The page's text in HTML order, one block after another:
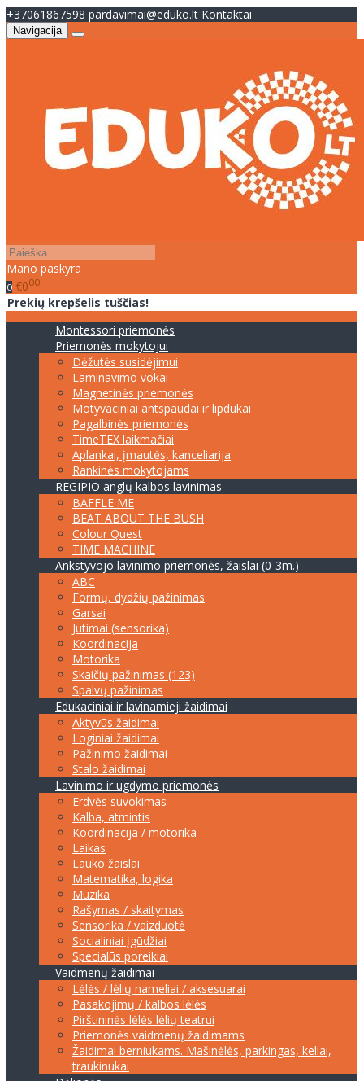
+37061867598 pardavimai@eduko.lt Kontaktai
Navigacija
Mano paskyra
0 €000
Prekių krepšelis tuščias!
Montessori priemonės
Priemonės mokytojui
Dėžutės susidėjimui
Laminavimo vokai
Magnetinės priemonės
Motyvaciniai antspaudai ir lipdukai
Pagalbinės priemonės
TimeTEX laikmačiai
Aplankai, įmautės, kanceliarija
Rankinės mokytojams
REGIPIO anglų kalbos lavinimas
BAFFLE ME
BEAT ABOUT THE BUSH
Colour Quest
TIME MACHINE
Ankstyvojo lavinimo priemonės, žaislai (0-3m.)
ABC
Formų, dydžių pažinimas
Garsai
Jutimai (sensorika)
Koordinacija
Motorika
Skaičių pažinimas (123)
Spalvų pažinimas
Edukaciniai ir lavinamieji žaidimai
Aktyvūs žaidimai
Loginiai žaidimai
Pažinimo žaidimai
Stalo žaidimai
Lavinimo ir ugdymo priemonės
Erdvės suvokimas
Kalba, atmintis
Koordinacija / motorika
Laikas
Lauko žaislai
Matematika, logika
Muzika
Rašymas / skaitymas
Sensorika / vaizduotė
Socialiniai įgūdžiai
Specialūs poreikiai
Vaidmenų žaidimai
Lėlės / lėlių nameliai / aksesuarai
Pasakojimų / kalbos lėlės
Pirštininės lėlės lėlių teatrui
Priemonės vaidmenų žaidimams
Žaidimai berniukams. Mašinėlės, parkingas, keliai,
traukinukai